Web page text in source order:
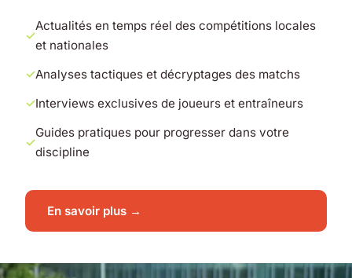
Actualités en temps réel des compétitions locales
et nationales
Analyses tactiques et décryptages des matchs
Interviews exclusives de joueurs et entraîneurs
Guides pratiques pour progresser dans votre
discipline
En savoir plus →